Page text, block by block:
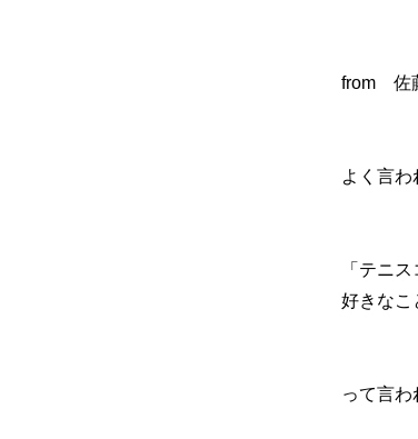
システム・ク
from 佐
よく言わ
「テニ
好きなこ
って言わ